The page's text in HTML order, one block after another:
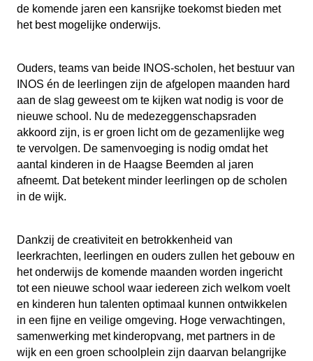
de komende jaren een kansrijke toekomst bieden met
het best mogelijke onderwijs.
Ouders, teams van beide INOS-scholen, het bestuur van
INOS én de leerlingen zijn de afgelopen maanden hard
aan de slag geweest om te kijken wat nodig is voor de
nieuwe school. Nu de medezeggenschapsraden
akkoord zijn, is er groen licht om de gezamenlijke weg
te vervolgen. De samenvoeging is nodig omdat het
aantal kinderen in de Haagse Beemden al jaren
afneemt. Dat betekent minder leerlingen op de scholen
in de wijk.
Dankzij de creativiteit en betrokkenheid van
leerkrachten, leerlingen en ouders zullen het gebouw en
het onderwijs de komende maanden worden ingericht
tot een nieuwe school waar iedereen zich welkom voelt
en kinderen hun talenten optimaal kunnen ontwikkelen
in een fijne en veilige omgeving. Hoge verwachtingen,
samenwerking met kinderopvang, met partners in de
wijk en een groen schoolplein zijn daarvan belangrijke